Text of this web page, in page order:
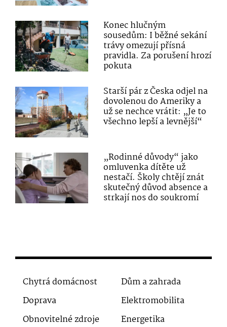
Konec hlučným
sousedům: I běžné sekání
trávy omezují přísná
pravidla. Za porušení hrozí
pokuta
Starší pár z Česka odjel na
dovolenou do Ameriky a
už se nechce vrátit: „Je to
všechno lepší a levnější“
„Rodinné důvody“ jako
omluvenka dítěte už
nestačí. Školy chtějí znát
skutečný důvod absence a
strkají nos do soukromí
Chytrá domácnost
Dům a zahrada
Doprava
Elektromobilita
Obnovitelné zdroje
Energetika